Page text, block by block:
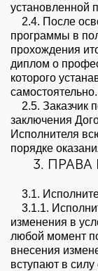
установленной
2.4. После
программы в
прохождения
диплом о
которого
самостоятельно.
2.5. Заказчик
заключения
Исполнителя
порядке
3.
3.1.
3.1.1.
изменения в
любой момент
внесения
вступают в